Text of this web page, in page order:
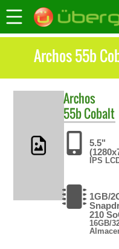
Archos 55b
Archos
55b Cobalt
5.5"
IPS
1GB/
210
16GB/